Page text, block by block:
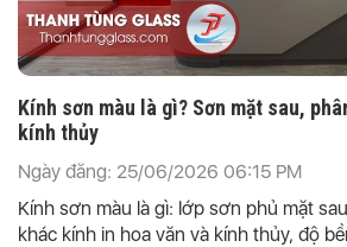
Kính sơn màu là gì? Sơn mặt sau,
kính thủy
Ngày đăng: 25/06/2026 06:15 PM
Kính sơn màu là gì: lớp sơn phủ mặt
khác kính in hoa văn và kính thủy, độ